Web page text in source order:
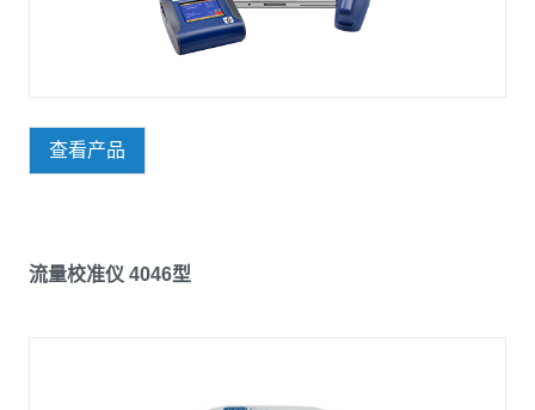
查看产品
流量校准仪 4046型